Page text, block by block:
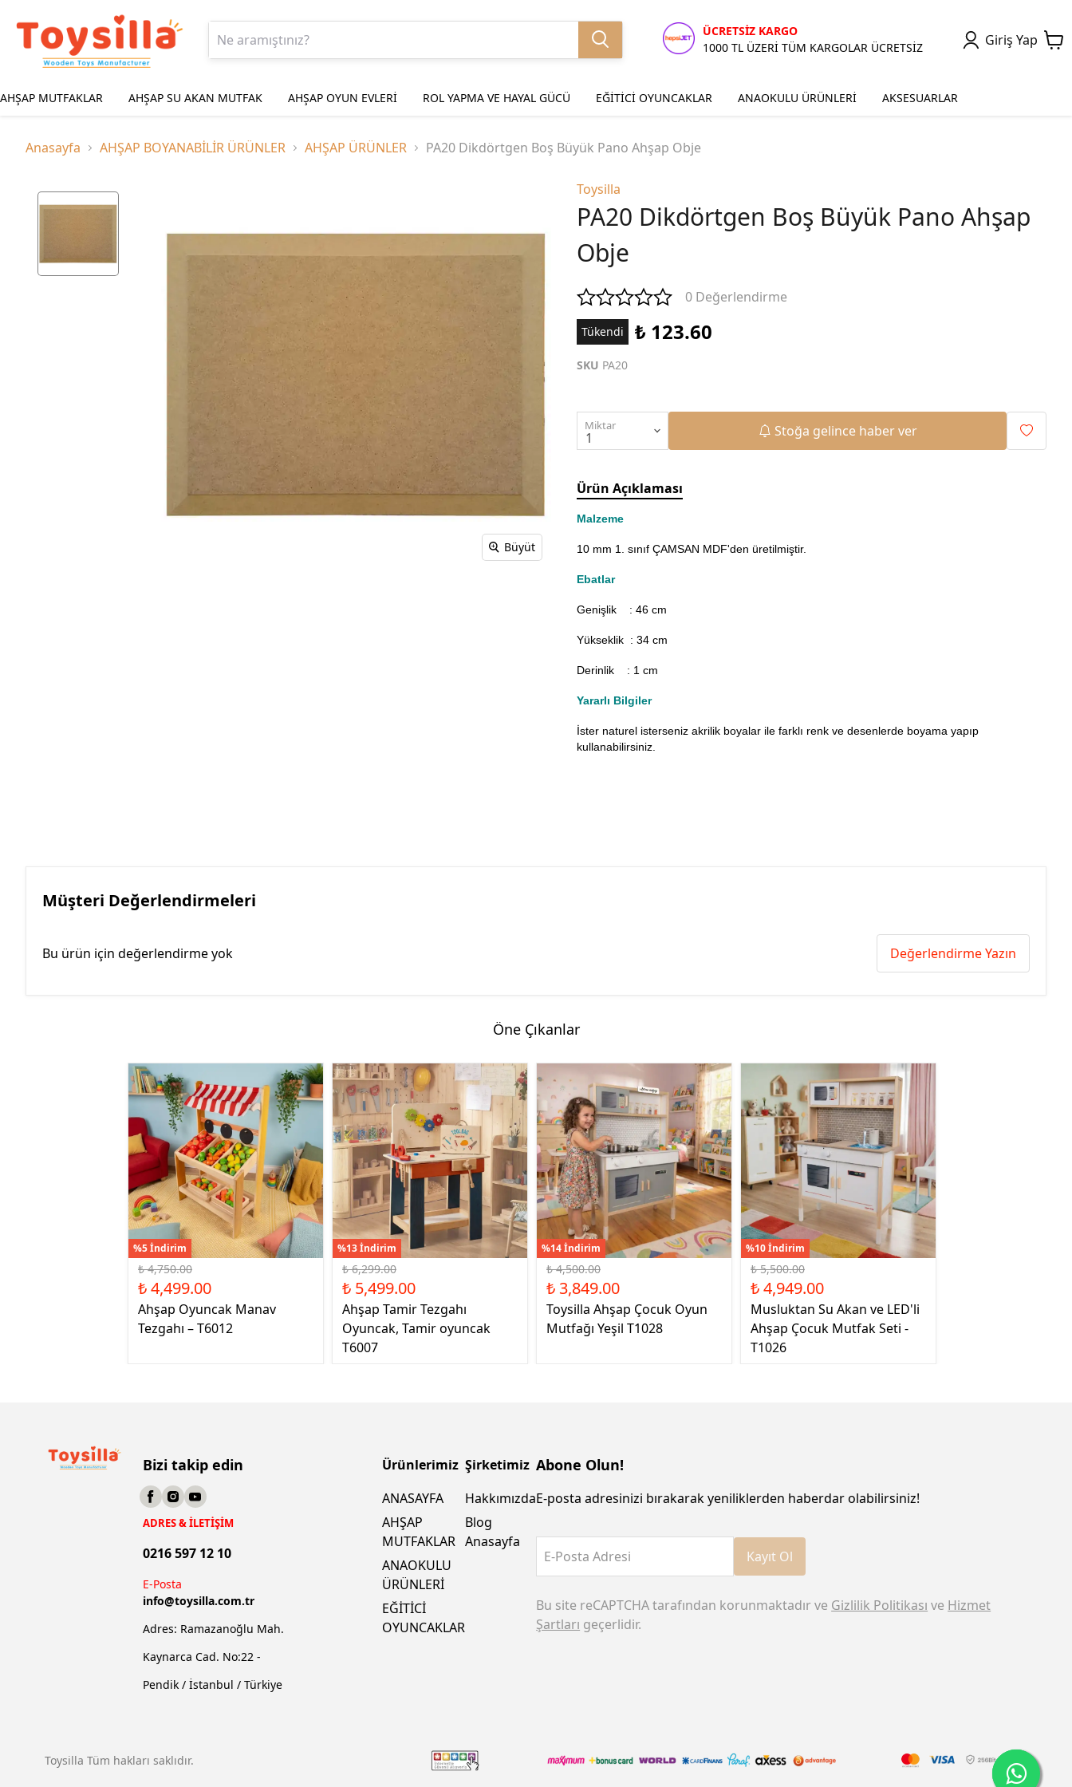
ÜCRETSİZ KARGO
1000 TL ÜZERİ TÜM KARGOLAR ÜCRETSİZ
Giriş Yap
AHŞAP MUTFAKLAR AHŞAP SU AKAN MUTFAK AHŞAP OYUN EVLERİ ROL YAPMA VE HAYAL GÜCÜ EĞİTİCİ OYUNCAKLAR ANAOKULU ÜRÜNLERİ AKSESUARLAR
Anasayfa AHŞAP BOYANABİLİR ÜRÜNLER AHŞAP ÜRÜNLER PA20 Dikdörtgen Boş Büyük Pano Ahşap Obje
Büyüt
Toysilla
PA20 Dikdörtgen Boş Büyük Pano Ahşap
Obje
0 Değerlendirme
Tükendi ₺ 123.60
SKU PA20
Miktar Stoğa gelince haber ver
Ürün Açıklaması
Malzeme
10 mm 1. sınıf ÇAMSAN MDF'den üretilmiştir.
Ebatlar
Genişlik : 46cm
Yükseklik : 34 cm
Derinlik : 1 cm
Yararlı Bilgiler
İster naturel isterseniz akrilik boyalar ile farklı renk ve desenlerde boyama yapıp
kullanabilirsiniz.
Müşteri Değerlendirmeleri
Bu ürün için değerlendirme yok Değerlendirme Yazın
Öne Çıkanlar
%5 İndirim
₺ 4,750.00
₺ 4,499.00
Ahşap Oyuncak Manav
Tezgahı – T6012
%13 İndirim
₺ 6,299.00
₺ 5,499.00
Ahşap Tamir Tezgahı
Oyuncak, Tamir oyuncak
T6007
%14 İndirim
₺ 4,500.00
₺ 3,849.00
Toysilla Ahşap Çocuk Oyun
Mutfağı Yeşil T1028
%10 İndirim
₺ 5,500.00
₺ 4,949.00
Musluktan Su Akan ve LED'li
Ahşap Çocuk Mutfak Seti -
T1026
Bizi takip edin
ADRES & İLETİŞİM
0216 597 12 10
E-Posta
info@toysilla.com.tr
Adres: Ramazanoğlu Mah.
Kaynarca Cad. No:22 -
Pendik / İstanbul / Türkiye
Ürünlerimiz
ANASAYFA
AHŞAP
MUTFAKLAR
ANAOKULU
ÜRÜNLERİ
EĞİTİCİ
OYUNCAKLAR
Şirketimiz
Hakkımızda
Blog
Anasayfa
Abone Olun!
E-posta adresinizi bırakarak yeniliklerden haberdar olabilirsiniz!
E-Posta Adresi Kayıt Ol
Bu site reCAPTCHA tarafından korunmaktadır ve Gizlilik Politikası ve Hizmet
Şartları geçerlidir.
Toysilla Tüm hakları saklıdır.